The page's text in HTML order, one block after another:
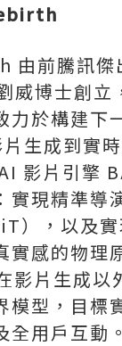
前騰訊傑
威博士創立
力於構建下
生成到實
影片引擎
實現精準導
），以及
實感的物理
影片生成以
模型，目標
全用戶互動。